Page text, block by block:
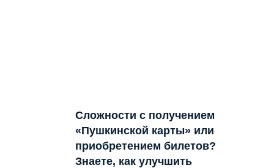
Сложности с получением
«Пушкинской карты» или
приобретением билетов?
Знаете, как улучшить